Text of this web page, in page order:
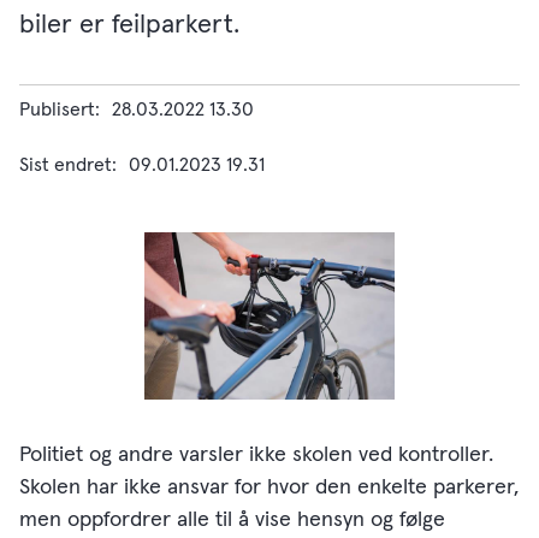
biler er feilparkert.
Publisert 28.03.2022 13.30
Sist endret 09.01.2023 19.31
Politiet og andre varsler ikke skolen ved kontroller.
Skolen har ikke ansvar for hvor den enkelte parkerer,
men oppfordrer alle til å vise hensyn og følge